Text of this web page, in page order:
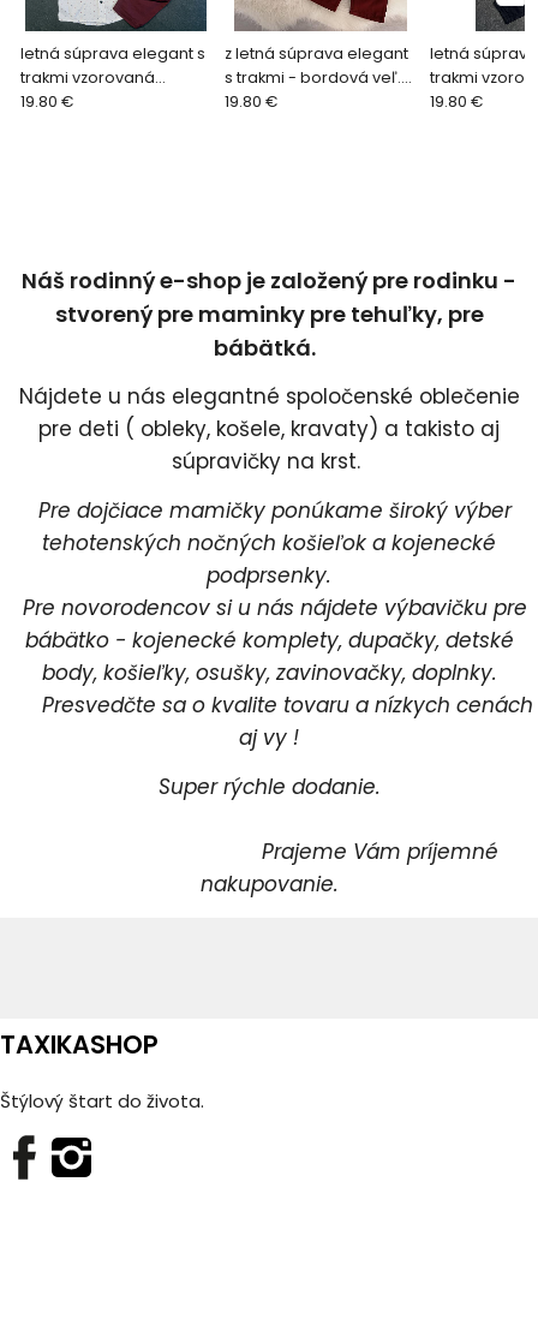
letná súprava elegant s
trakmi vzorovaná
bordová a1 veľ. 128
19.80 €
z letná súprava elegant
s trakmi - bordová veľ.
122
19.80 €
letná
trakmi
tmavomodrá
19.80 €
Náš rodinný e-shop je založený pre rodinku -
stvorený pre maminky pre tehuľky, pre
bábätká.
Nájdete u nás elegantné spoločenské oblečenie
pre deti ( obleky, košele, kravaty) a takisto aj
súpravičky na krst.
Pre dojčiace mamičky ponúkame široký výber
tehotenských nočných košieľok a kojenecké
podprsenky.
Pre novorodencov si u nás nájdete výbavičku pre
bábätko - kojenecké komplety, dupačky, detské
body, košieľky, osušky, zavinovačky, doplnky.
Presvedčte sa o kvalite tovaru a nízkych cenách
aj vy !
Super rýchle dodanie.
Prajeme Vám príjemné
nakupovanie.
TAXIKASHOP
Štýlový štart do života.